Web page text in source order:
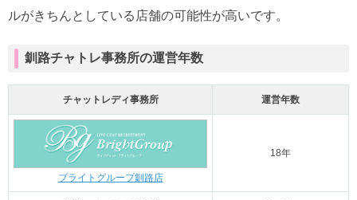
ルがきちんとしている店舗の可能性が高いです。
釧路チャトレ事務所の運営年数
チャットレディ事務所 運営年数
ブライトグループ釧路店
18年